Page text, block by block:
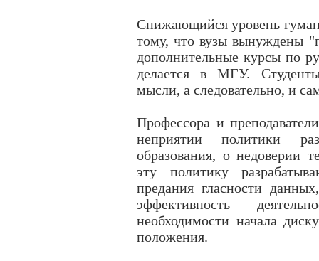
Снижающийся уровень
тому, что вузы вынуждены
дополнительные курсы по
делается в МГУ.
мысли, а следовательно, и
Профессора и
неприятии политики
образования, о недоверии
эту политику
предания гласности
эффективность
необходимости начала
положения.